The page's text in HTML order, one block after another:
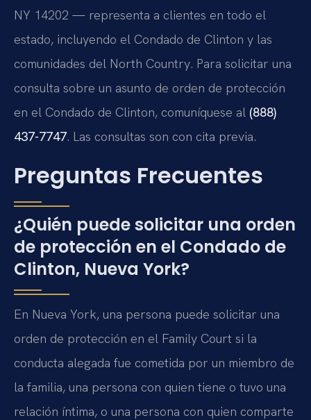
NY 14202 — representa a clientes en todo el
estado, incluyendo el Condado de Clinton y las
comunidades del North Country. Para solicitar una
consulta sobre un asunto de orden de protección
en el Condado de Clinton, comuníquese al (888)
437-7747. Las consultas son con cita previa.
Preguntas Frecuentes
¿Quién puede solicitar una orden
de protección en el Condado de
Clinton, Nueva York?
En Nueva York, una persona puede solicitar una
orden de protección en el Family Court si la
conducta alegada fue cometida por un miembro de
la familia, una persona con quien tiene o tuvo una
relación íntima, o una persona con quien comparte